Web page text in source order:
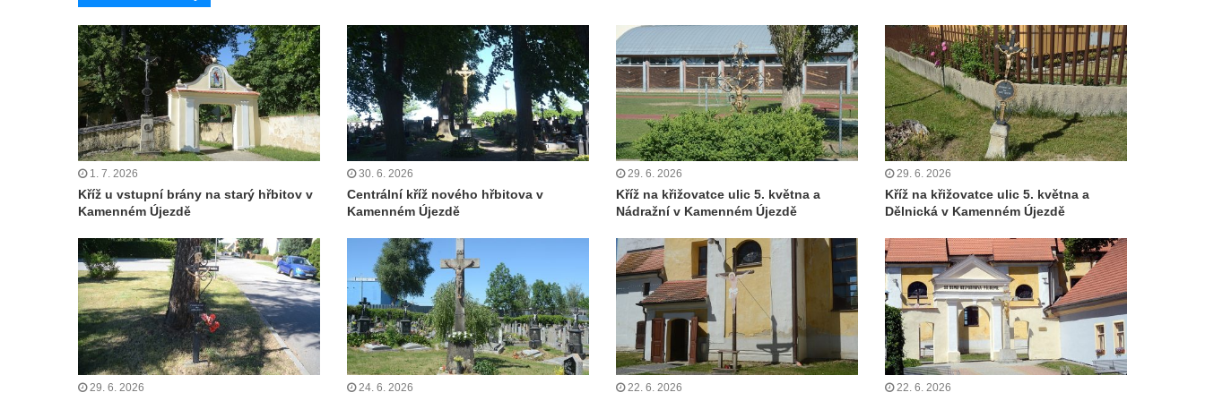
Kříž u kostela Zvěstování Panny Marie v
Duchcově
Údajný kříž před kostelem svatých Petra a
Pavla v Jeníkově
Kříž na návsi v Jeníkově
Kříž na křižovatce v Teplické ulici v Lahošti
Kříž U Pěti lip na pastvině severovýchodně
Kříž na rozcestí u domu čp. 123 v
Mikulášovicích
Wäberův kříž v zahradě domu čp. 184 v
Mikulášovicích
Kříž na louce v horních Mikulášovicích
Posteltův kříž naproti domu ev.č. 29 v
1. 7. 2026
Kříž u vstupní brány na starý hřbitov v
Kamenném Újezdě
30. 6. 2026
Centrální kříž nového hřbitova v
Kamenném Újezdě
29. 6. 2026
Kříž na křižovatce ulic 5. května a
Nádražní v Kamenném Újezdě
29. 6. 2026
Kříž na křižovatce ulic 5. května a
Dělnická v Kamenném Újezdě
29. 6. 2026 24. 6. 2026 22. 6. 2026 22. 6. 2026